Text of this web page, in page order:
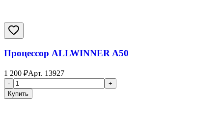
Процессор ALLWINNER A50
1 200 ₽Арт. 13927
-
+
Купить